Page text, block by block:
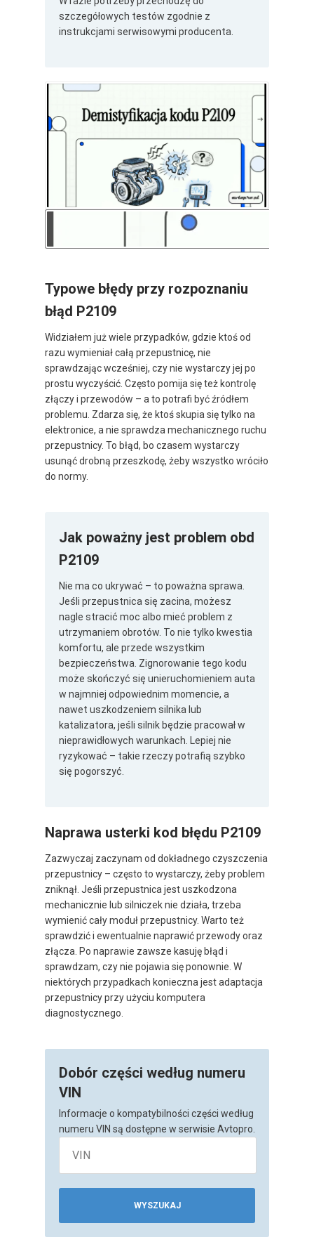
szczegółowych testów zgodnie z
instrukcjami serwisowymi producenta.
Typowe błędy przy rozpoznaniu
błąd P2109
Widziałem już wiele przypadków, gdzie ktoś od
razu wymieniał całą przepustnicę, nie
sprawdzając wcześniej, czy nie wystarczy jej po
prostu wyczyścić. Często pomija się też kontrolę
złączy i przewodów – a to potrafi być źródłem
problemu. Zdarza się, że ktoś skupia się tylko na
elektronice, a nie sprawdza mechanicznego ruchu
przepustnicy. To błąd, bo czasem wystarczy
usunąć drobną przeszkodę, żeby wszystko wróciło
do normy.
Jak poważny jest problem obd
P2109
Nie ma co ukrywać – to poważna sprawa.
Jeśli przepustnica się zacina, możesz
nagle stracić moc albo mieć problem z
utrzymaniem obrotów. To nie tylko kwestia
komfortu, ale przede wszystkim
bezpieczeństwa. Zignorowanie tego kodu
może skończyć się unieruchomieniem auta
w najmniej odpowiednim momencie, a
nawet uszkodzeniem silnika lub
katalizatora, jeśli silnik będzie pracował w
nieprawidłowych warunkach. Lepiej nie
ryzykować – takie rzeczy potrafią szybko
się pogorszyć.
Naprawa usterki kod błędu P2109
Zazwyczaj zaczynam od dokładnego czyszczenia
przepustnicy – często to wystarczy, żeby problem
zniknął. Jeśli przepustnica jest uszkodzona
mechanicznie lub silniczek nie działa, trzeba
wymienić cały moduł przepustnicy. Warto też
sprawdzić i ewentualnie naprawić przewody oraz
złącza. Po naprawie zawsze kasuję błąd i
sprawdzam, czy nie pojawia się ponownie. W
niektórych przypadkach konieczna jest adaptacja
przepustnicy przy użyciu komputera
diagnostycznego.
Dobór części według numeru
VIN
Informacje o kompatybilności części według
numeru VIN są dostępne w serwisie Avtopro.
WYSZUKAJ